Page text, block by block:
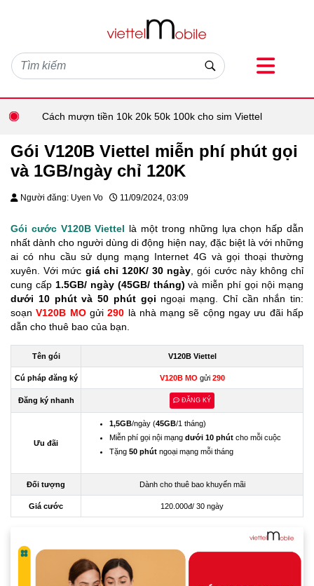
Cách mượn tiền 10k 20k 50k 100k cho sim Viettel
Gói V120B Viettel miễn phí phút gọi
và 1GB/ngày chỉ 120K
Người đăng: Uyen Vo 11/09/2024, 03:09
Gói cước V120B Viettel là một trong những lựa chọn hấp dẫn
nhất dành cho người dùng di động hiện nay, đặc biệt là với những
ai có nhu cầu sử dụng mạng Internet 4G và gọi thoại thường
xuyên. Với mức giá chỉ 120K/ 30 ngày , gói cước này không chỉ
cung cấp 1.5GB/ ngày (45GB/ tháng) và miễn phí gọi nội mạng
dưới 10 phút và 50 phút gọi ngoại mạng. Chỉ cần nhắn tin:
soạnV120B MOgửi290 là nhà mạng sẽ cộng ngay ưu đãi hấp
dẫn cho thuê bao của bạn.
Tên gói V120B Viettel
Cú pháp đăng ký V120B MO gửi 290
Đăng ký nhanh ĐĂNG KÝ
Ưu đãi
1,5GB/ngày (45GB/1 tháng)
Miễn phí gọi nội mạng dưới 10 phút cho mỗi cuộc
Tặng 50 phút ngoại mạng mỗi tháng
Đối tượng Dành cho thuê bao khuyến mãi
Giá cước 120.000đ/ 30 ngày